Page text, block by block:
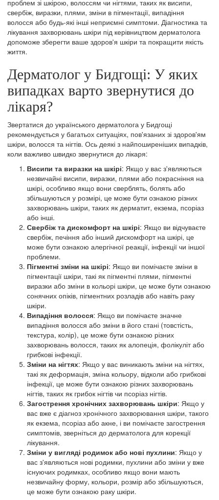
проблем зі шкірою, волоссям чи нігтями, таких як висипи,
свербіж, виразки, плями, зміни в пігментації, випадіння
волосся або будь-які інші неприємні симптоми. Діагностика та
лікування захворювань шкіри під керівництвом дерматолога
допоможе зберегти ваше здоров'я шкіри та покращити якість
життя.
Дерматолог у Бидгощі: У яких
випадках варто звернутися до
лікаря?
Звертатися до українського дерматолога у Бидгощі
рекомендується у багатьох ситуаціях, пов'язаних зі здоров'ям
шкіри, волосся та нігтів. Ось деякі з найпоширеніших випадків,
коли важливо швидко звернутися до лікаря:
Висипи та виразки на шкірі: Якщо у вас з'являються
незвичайні висипи, виразки, плями або покрасніння на
шкірі, особливо якщо вони сверблять, болять або
збільшуються у розмірі, це може бути ознакою різних
захворювань шкіри, таких як дерматит, екзема, псоріаз
або інші.
Свербіж та дискомфорт на шкірі: Якщо ви відчуваєте
свербіж, печіння або інший дискомфорт на шкірі, це
може бути ознакою алергічної реакції, інфекції чи іншої
проблеми.
Пігментні зміни на шкірі: Якщо ви помічаєте зміни в
пігментації шкіри, такі як пігментні плями, пігментні
виразки або зміни в кольорі шкіри, це може бути ознакою
сонячних опіків, пігментних розладів або навіть раку
шкіри.
Випадіння волосся: Якщо ви помічаєте значне
випадіння волосся або зміни в його стані (товстість,
текстура, колір), це може бути ознакою різних
захворювань волосся, таких як алопеція, фолікуліт або
грибкові інфекції.
Зміни на нігтях: Якщо у вас виникають зміни на нігтях,
такі як деформація, зміна кольору, відколи або грибкові
інфекції, це може бути ознакою різних захворювань
нігтів, таких як грибок нігтів чи псоріаз нігтів.
Загострення хронічних захворювань шкіри: Якщо у
вас вже є діагноз хронічного захворювання шкіри, такого
як екзема, псоріаз або акне, і ви помічаєте загострення
симптомів, зверніться до дерматолога для корекції
лікування.
Зміни у вигляді родимок або нові пухлини: Якщо у
вас з'являються нові родимки, пухлини або зміни у вже
існуючих родимках, особливо якщо вони мають
незвичайну форму, кольори, розмір або збільшуються,
це може бути ознакою раку шкіри.